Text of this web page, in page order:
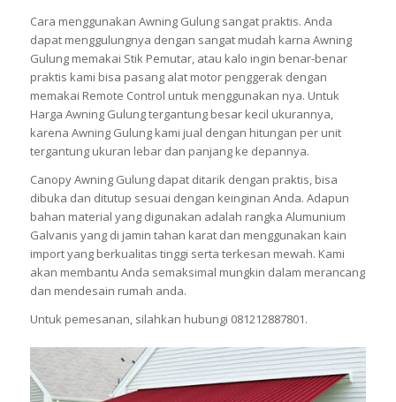
Cara menggunakan Awning Gulung sangat praktis. Anda
dapat menggulungnya dengan sangat mudah karna Awning
Gulung memakai Stik Pemutar, atau kalo ingin benar-benar
praktis kami bisa pasang alat motor penggerak dengan
memakai Remote Control untuk menggunakan nya. Untuk
Harga Awning Gulung tergantung besar kecil ukurannya,
karena Awning Gulung kami jual dengan hitungan per unit
tergantung ukuran lebar dan panjang ke depannya.
Canopy Awning Gulung dapat ditarik dengan praktis, bisa
dibuka dan ditutup sesuai dengan keinginan Anda. Adapun
bahan material yang digunakan adalah rangka Alumunium
Galvanis yang di jamin tahan karat dan menggunakan kain
import yang berkualitas tinggi serta terkesan mewah. Kami
akan membantu Anda semaksimal mungkin dalam merancang
dan mendesain rumah anda.
Untuk pemesanan, silahkan hubungi 081212887801.